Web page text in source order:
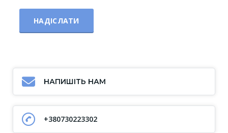
НАПИШІТЬ НАМ
+380730223302